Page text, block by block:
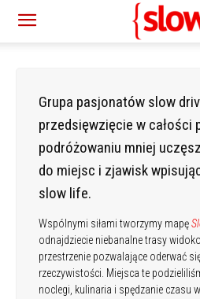
Grupa pasjonatów slow
przedsięwzięcie w całości
podróżowaniu mniej
do miejsc i zjawisk
slow life.
Wspólnymi siłami tworzymy mapę
odnajdziecie niebanalne trasy
przestrzenie pozwalające oderwać
rzeczywistości. Miejsca te
noclegi, kulinaria i spędzanie czasu